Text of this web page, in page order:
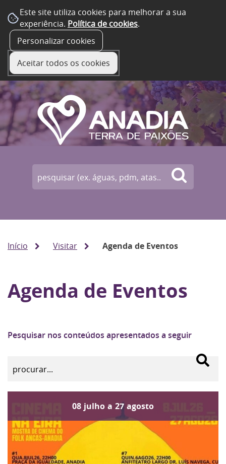
Este site utiliza cookies para melhorar a sua
experiência. Política de cookies.
Personalizar cookies
Aceitar todos os cookies
Início Visitar Agenda de Eventos
Agenda de Eventos
Pesquisar nos conteúdos apresentados a seguir
08 julho a 27 agosto